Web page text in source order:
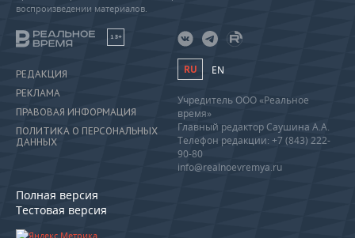
воспроизведении материалов.
18+
РЕДАКЦИЯ
РЕКЛАМА
ПРАВОВАЯ ИНФОРМАЦИЯ
ПОЛИТИКА О ПЕРСОНАЛЬНЫХ
ДАННЫХ
Полная версия
Тестовая версия
RU EN
Учредитель ООО «Реальное
время»
Главный редактор Саушина А.А.
Телефон редакции: +7 (843) 222-
90-80
info@realnoevremya.ru